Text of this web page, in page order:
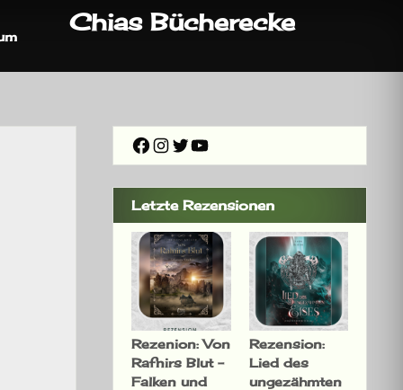
Chias Bücherecke
Facebook
Instagram
Twitter
YouTube
Letzte Rezensionen
Rezenion: Von
Rafnirs Blut –
Falken und
Rezension:
Lied des
ungezähmten